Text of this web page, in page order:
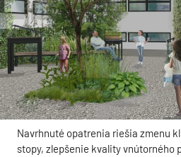
Navrhnuté opatrenia riešia zmenu
stopy, zlepšenie kvality vnútorného